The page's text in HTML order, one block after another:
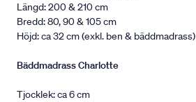
Längd: 200 & 210 cm
Bredd: 80, 90 & 105 cm
Höjd: ca 32 cm (exkl. ben & bäddmadrass)
Bäddmadrass Charlotte
Tjocklek: ca 6 cm